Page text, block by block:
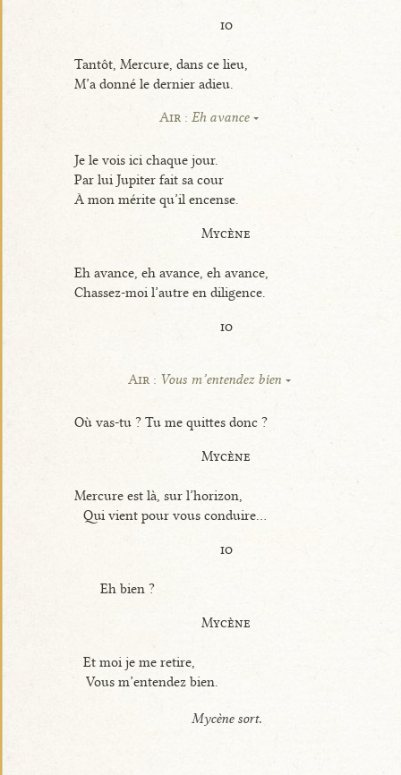
io
Tantôt, Mercure, dans ce lieu,
M’a donné le dernier adieu.
Air :Eh avance
Je le vois ici chaque jour.
Par lui Jupiter fait sa cour
À mon mérite qu’il encense.
Mycène
Eh avance, eh avance, eh avance,
Chassez-moi l’autre en diligence.
io
Air : Vous m’entendez bien
Où vas-tu ? Tu me quittes donc ?
Mycène
Mercure est là, sur l’horizon,
Qui vient pour vous conduire...
io
Eh bien ?
Mycène
Et moi je me retire,
Vous m’entendez bien.
Mycène sort.